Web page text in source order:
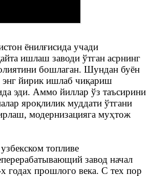
ёнилғисида учади
ишлаш заводи ўтган асрнинг
бошлаган. Шундан буён
энг йирик ишлаб чиқариш
эди. Аммо йиллар ўз таъсирини
яроқлилик муддати ўтгани
модернизацияга муҳтож
топливе
завод начал
годах прошлого века. С тех пор